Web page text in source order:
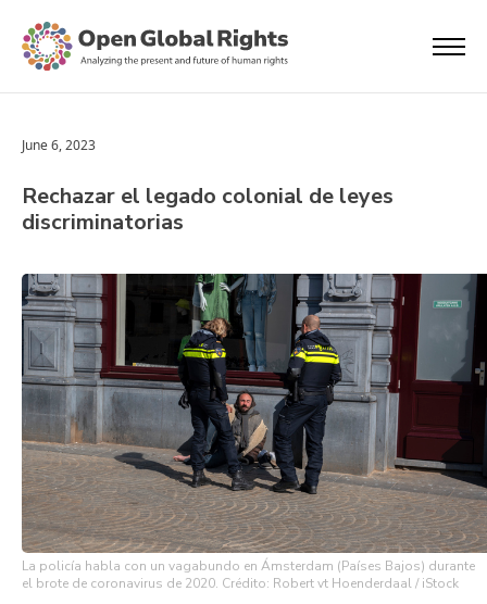
June 6, 2023
Rechazar el legado colonial de leyes
discriminatorias
La policía habla con un vagabundo en Ámsterdam (Países Bajos) durante
el brote de coronavirus de 2020. Crédito: Robert vt Hoenderdaal / iStock